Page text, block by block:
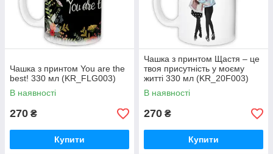
Чашка з принтом You are the
best! 330 мл (KR_FLG003)
В наявності
270 ₴
Купити
Чашка з принтом Щастя – це
твоя присутність у моєму
житті 330 мл (KR_20F003)
В наявності
270 ₴
Купити